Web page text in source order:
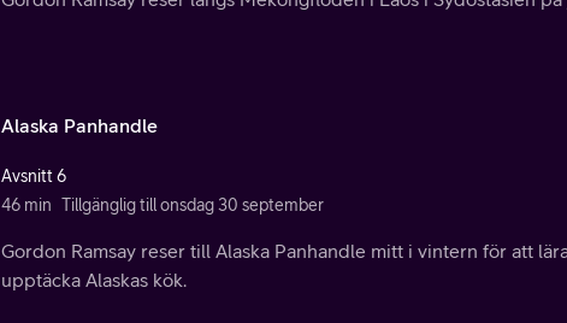
Alaska Panhandle
Avsnitt 6
46 min Tillgänglig till onsdag 30 september
Gordon Ramsay reser till Alaska Panhandle mitt i vintern för att
upptäcka Alaskas kök.